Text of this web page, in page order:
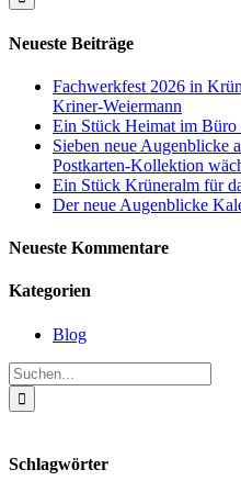
Neueste Beiträge
Fachwerkfest 2026 in
Kriner-Weiermann
Ein Stück Heimat im Büro
Sieben neue Augenblicke
Postkarten-Kollektion
Ein Stück Krüneralm für
Der neue Augenblicke
Neueste Kommentare
Kategorien
Blog
Suche
nach:
Schlagwörter